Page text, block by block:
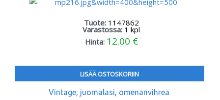
Tuote: 1147862
Varastossa: 1 kpl
Hinta: 12.00 €
LISÄÄ OSTOSKORIIN
Vintage, juomalasi, omenanvihreä